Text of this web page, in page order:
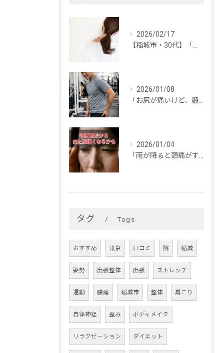
2026/02/17
2026/01/08
2026/01/04
タグ Tags
おすすめ 東京 口コミ 院 稲城
姿勢 出張整体 出張 ストレッチ
運動 腰痛 稲城市 整体 肩こり
自律神経 歪み ボディメイク
リラクゼーション ダイエット